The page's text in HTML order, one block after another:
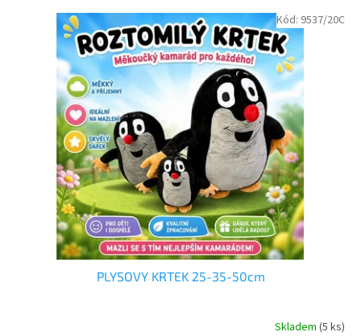
PLYSOVY KRTEK 25-35-50cm
Skladem (5 ks)
Kód: 9537/20C